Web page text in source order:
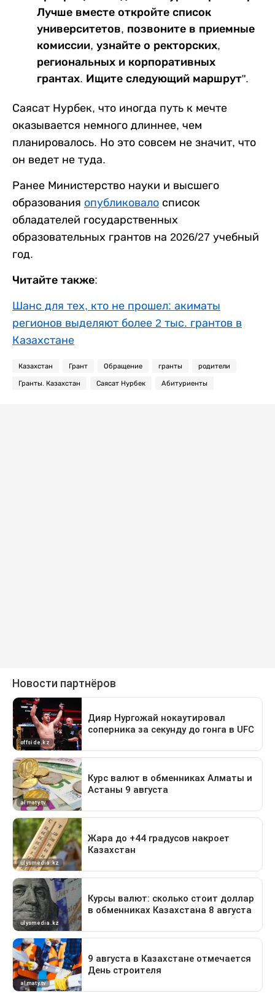
Лучше вместе откройте список
университетов, позвоните в приемные
комиссии, узнайте о ректорских,
региональных и корпоративных
грантах. Ищите следующий маршрут".
Саясат Нурбек, что иногда путь к мечте
оказывается немного длиннее, чем
планировалось. Но это совсем не значит, что
он ведет не туда.
Ранее Министерство науки и высшего
образования опубликовало список
обладателей государственных
образовательных грантов на 2026/27 учебный
год.
Читайте также:
Шанс для тех, кто не прошел: акиматы
регионов выделяют более 2 тыс. грантов в
Казахстане
Казахстан Грант Обращение гранты родители
Гранты. Казахстан Саясат Нурбек Абитуриенты